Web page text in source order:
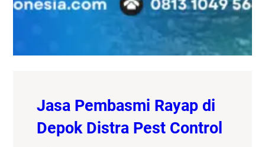
Jasa Pembasmi Rayap di
Depok Distra Pest Control